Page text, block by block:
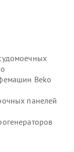
Beko
панелей